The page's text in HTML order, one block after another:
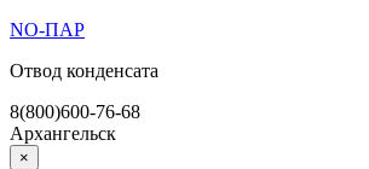
Перейти
содержимому
NO-ПАР
Отвод конденсата
8(800)600-76-68
Архангельск
×